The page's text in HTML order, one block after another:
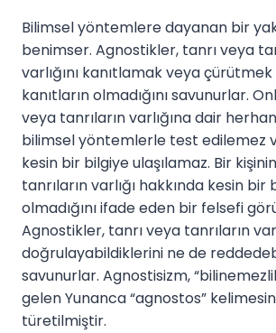
Bilimsel yöntemlere dayanan bir
benimser. Agnostikler, tanrı veya
varlığını kanıtlamak veya
kanıtların olmadığını savunurlar.
veya tanrıların varlığına dair
bilimsel yöntemlerle test edilemez
kesin bir bilgiye ulaşılamaz. Bir
tanrıların varlığı hakkında kesin bir
olmadığını ifade eden bir felsefi
Agnostikler, tanrı veya tanrıların
doğrulayabildiklerini ne de
savunurlar. Agnostisizm,
gelen Yunanca “agnostos”
türetilmiştir.